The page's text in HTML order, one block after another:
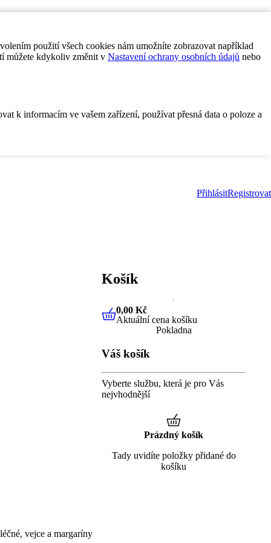
použití všech cookies nám umožníte zobrazovat například
můžete kdykoliv změnit v Nastavení ochrany osobních údajů nebo
k informacím ve vašem zařízení, používat přesná data o poloze a
PřihlásitRegistrovat
vejce a margaríny
Košík
0,00 KčAktuální cena košíku
0,00 Kč
Aktuální cena košíku
Pokladna
Váš košík
Vyberte službu, která je pro Vás
nejvhodnější
Prázdný košík
Tady uvidíte položky přidané do
košíku